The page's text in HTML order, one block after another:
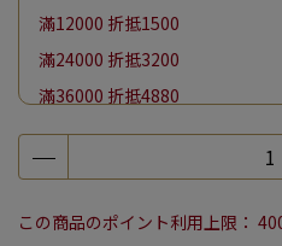
滿12000 折抵1500
滿24000 折抵3200
滿36000 折抵4880
滿48000 折抵6600
單筆消費滿千加購紀念提袋保
この商品のポイント利用上限：